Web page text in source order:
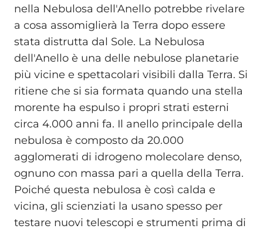
nella Nebulosa dell'Anello potrebbe rivelare
a cosa assomiglierà la Terra dopo essere
stata distrutta dal Sole. La Nebulosa
dell'Anello è una delle nebulose planetarie
più vicine e spettacolari visibili dalla Terra. Si
ritiene che si sia formata quando una stella
morente ha espulso i propri strati esterni
circa 4.000 anni fa. Il anello principale della
nebulosa è composto da 20.000
agglomerati di idrogeno molecolare denso,
ognuno con massa pari a quella della Terra.
Poiché questa nebulosa è così calda e
vicina, gli scienziati la usano spesso per
testare nuovi telescopi e strumenti prima di